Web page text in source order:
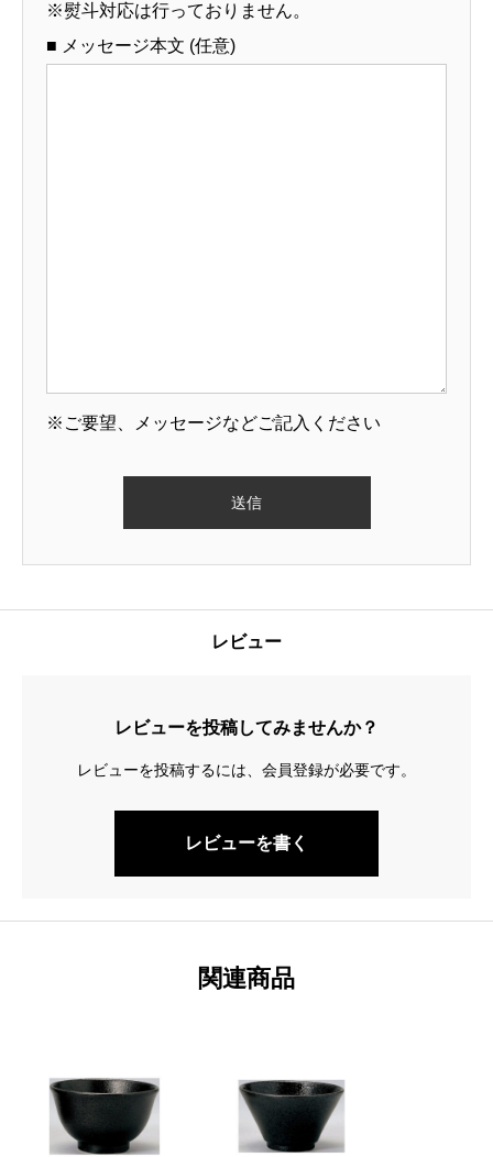
※熨斗対応は行っておりません。
■ メッセージ本文 (任意)
※ご要望、メッセージなどご記入ください
レビュー
レビューを投稿してみませんか？
レビューを投稿するには、会員登録が必要です。
レビューを書く
関連商品